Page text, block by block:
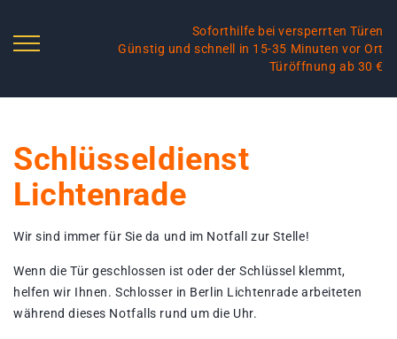
Soforthilfe bei versperrten Türen
Günstig und schnell in 15-35 Minuten vor Ort
Türöffnung ab 30 €
Schlüsseldienst
Lichtenrade
Wir sind immer für Sie da und im Notfall zur Stelle!
Wenn die Tür geschlossen ist oder der Schlüssel klemmt,
helfen wir Ihnen. Schlosser in Berlin Lichtenrade arbeiteten
während dieses Notfalls rund um die Uhr.